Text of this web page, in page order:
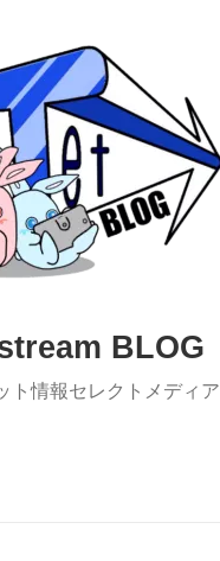
BLOG
ト情報セレクトメディア